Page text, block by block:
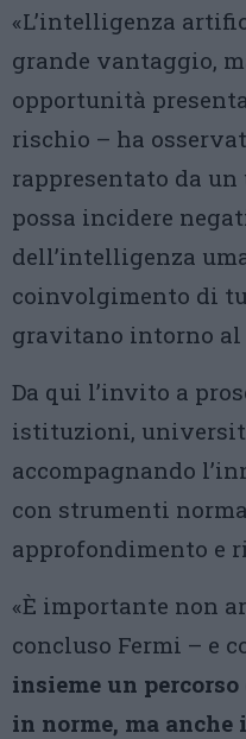
«L’intelligenza
grande vantaggio,
opportunità
rischio – ha
rappresentato da
possa incidere
dell’intelligenza
coinvolgimento di
gravitano intorno al
Da qui l’invito a
istituzioni,
accompagnando
con strumenti
approfondimento e
«È importante non
concluso Fermi – e
insieme un
in norme, ma